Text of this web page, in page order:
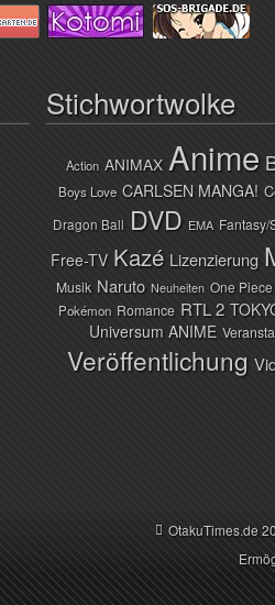
Stichwortwolke
Action ANIMAX Anime
Boys Love CARLSEN MANGA!
Dragon Ball DVD EMA Fantasy/
Free-TV Kazé Lizenzierung
Musik Naruto Neuheiten One Piece
Pokémon Romance RTL 2
Universum ANIME
Veröffentlichung
OtakuTimes.de